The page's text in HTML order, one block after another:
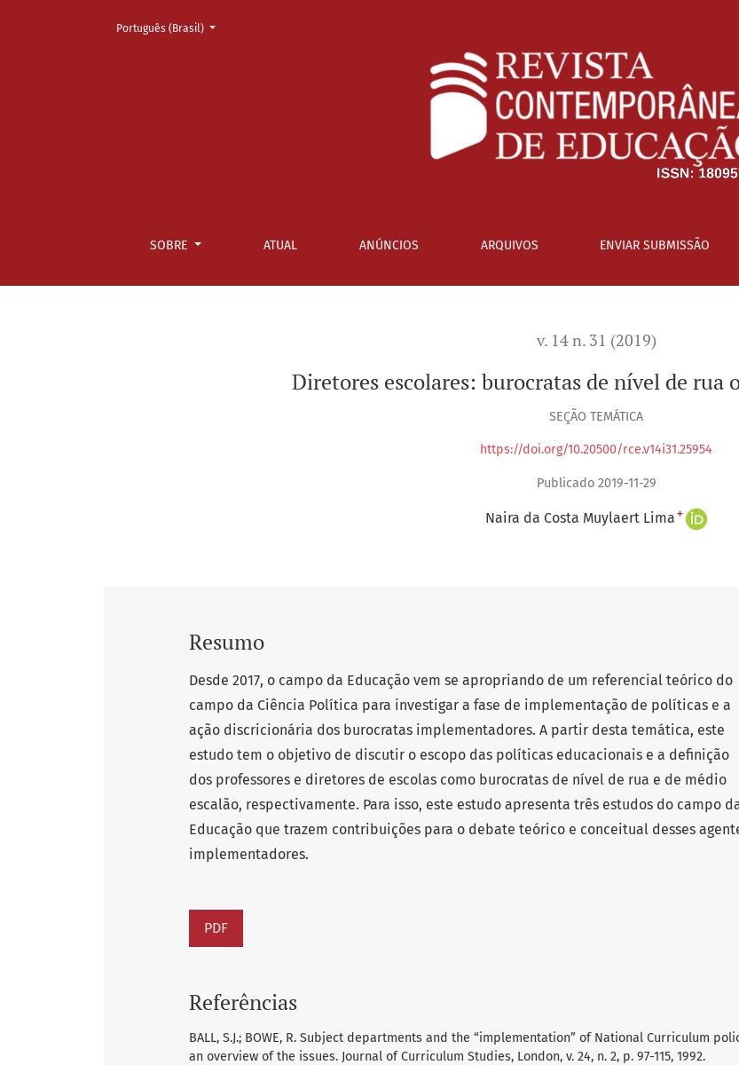
Diretores escolares: burocratas de nível de rua ou médio escalão?
SOBRE ATUAL ANÚNCIOS ARQUIVOS ENVIAR SUBMISSÃO
Mudar o idioma. O atual é:
Português (Brasil)
v. 14 n. 31 (2019)
Diretores escolares: burocratas de nível de rua
SEÇÃO TEMÁTICA
https://doi.org/10.20500/rce.v14i31.25954
Publicado 2019-11-29
Naira da Costa Muylaert Lima +
Resumo
Desde 2017, o campo da Educação vem se apropriando de um referencial teórico do
campo da Ciência Política para investigar a fase de implementação de políticas e a
ação discricionária dos burocratas implementadores. A partir desta temática, este
estudo tem o objetivo de discutir o escopo das políticas educacionais e a definição
dos professores e diretores de escolas como burocratas de nível de rua e de médio
escalão, respectivamente. Para isso, este estudo apresenta três estudos do campo
Educação que trazem contribuições para o debate teórico e conceitual desses
implementadores.
PDF
Referências
BALL, S.J.; BOWE, R. Subject departments and the “implementation” of National Curriculum
an overview of the issues. Journal of Curriculum Studies, London, v. 24, n. 2, p. 97-115, 1992.